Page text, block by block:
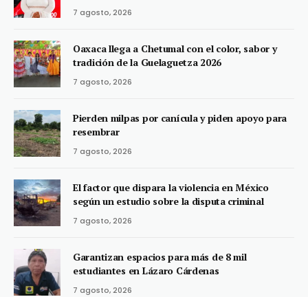
7 agosto, 2026
Oaxaca llega a Chetumal con el color, sabor y
tradición de la Guelaguetza 2026
7 agosto, 2026
Pierden milpas por canícula y piden apoyo para
resembrar
7 agosto, 2026
El factor que dispara la violencia en México
según un estudio sobre la disputa criminal
7 agosto, 2026
Garantizan espacios para más de 8 mil
estudiantes en Lázaro Cárdenas
7 agosto, 2026